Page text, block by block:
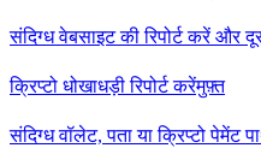
संदिग्ध वेबसाइट की रिपोर्ट करें और
क्रिप्टो धोखाधड़ी रिपोर्ट करेंमुफ़्त
संदिग्ध वॉलेट, पता या क्रिप्टो पेमेंट